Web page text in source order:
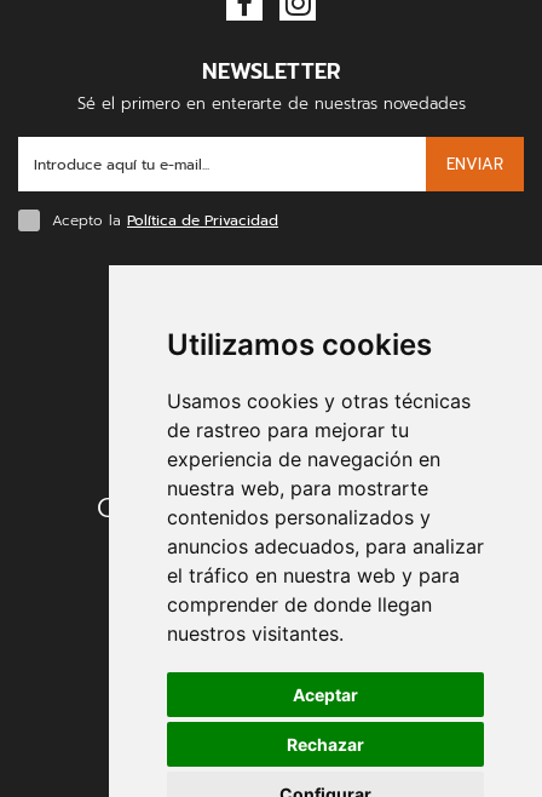
Utilizamos cookies
Usamos cookies y otras técnicas
de rastreo para mejorar tu
experiencia de navegación en
nuestra web, para mostrarte
contenidos personalizados y
anuncios adecuados, para analizar
el tráfico en nuestra web y para
comprender de donde llegan
nuestros visitantes.
Aceptar
Rechazar
NEWSLETTER
Sé el primero en enterarte de nuestras novedades
ENVIAR
Acepto la Política de Privacidad
Condiciones de contratación
Envío y entrega
Devoluciones
Formas de pago
Política de Privacidad